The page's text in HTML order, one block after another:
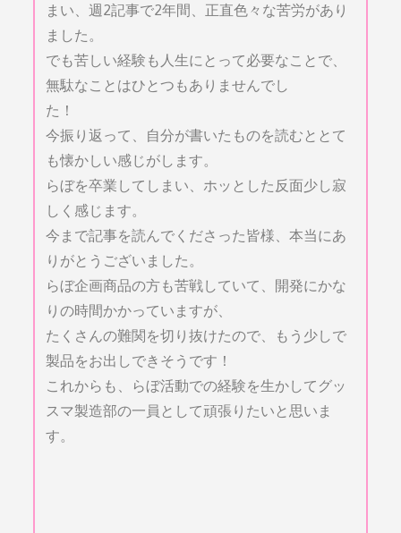
まい、週2記事で2年間、正直色々な苦労があり
ました。
でも苦しい経験も人生にとって必要なことで、
無駄なことはひとつもありませんでし
た！
今振り返って、自分が書いたものを読むととて
も懐かしい感じがします。
らぼを卒業してしまい、ホッとした反面少し寂
しく感じます。
今まで記事を読んでくださった皆様、本当にあ
りがとうございました。
らぼ企画商品の方も苦戦していて、開発にかな
りの時間かかっていますが、
たくさんの難関を切り抜けたので、もう少しで
製品をお出しできそうです！
これからも、らぼ活動での経験を生かしてグッ
スマ製造部の一員として頑張りたいと思いま
す。